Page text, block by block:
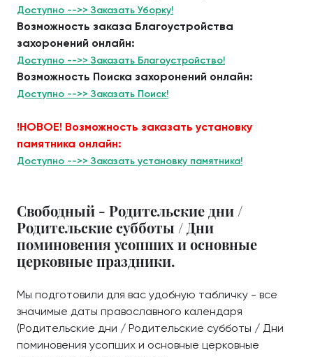
Доступно -->> Заказать Уборку!
Возможность заказа Благоустройства
захоронений онлайн:
Доступно -->> Заказать Благоустройство!
Возможность Поиска захоронений онлайн:
Доступно -->> Заказать Поиск!
!НОВОЕ! Возможность заказать установку
памятника онлайн:
Доступно -->> Заказать установку памятника!
Свободный - Родительские дни /
Родительские субботы / Дни
поминовения усопших и основные
церковные праздники.
Мы подготовили для вас удобную табличку - все
значимые даты православного календаря
(Родительские дни / Родительские субботы / Дни
поминовения усопших и основные церковные